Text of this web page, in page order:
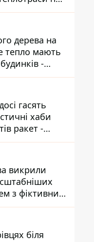
дерева на
тепло мають
-
гасять
хаби
ракет -
викрили
з фіктивним
біля